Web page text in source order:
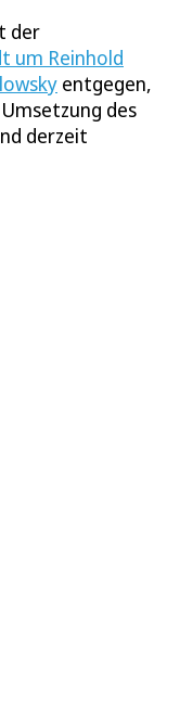
der
um Reinhold
entgegen,
des
derzeit